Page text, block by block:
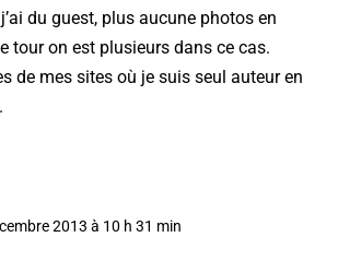
du guest, plus aucune photos en
tour on est plusieurs dans ce cas.
de mes sites où je suis seul auteur en
2013 à 10 h 31 min